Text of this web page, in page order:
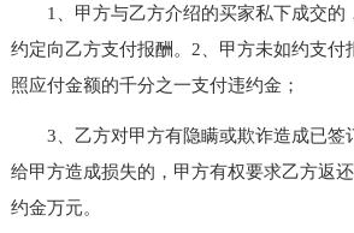
1、甲方与乙方介绍的买家私下成交的
约定向乙方支付报酬。2、甲方未如约支付
照应付金额的千分之一支付违约金；
3、乙方对甲方有隐瞒或欺诈造成已签
给甲方造成损失的，甲方有权要求乙方返
约金万元。